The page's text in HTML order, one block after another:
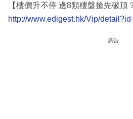
【樓價升不停 邊8類樓盤搶先破頂
http://www.edigest.hk/Vip/
廣告